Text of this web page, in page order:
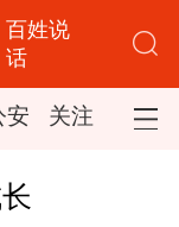
百姓说
话
安 关注 司法